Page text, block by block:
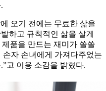
오기 전에는 무료한 삶을
하고 규칙적인 삶을 살게
품을 만드는 재미가 쏠쏠
자 손녀에게 가져다주었는
고 이용 소감을 밝혔다.